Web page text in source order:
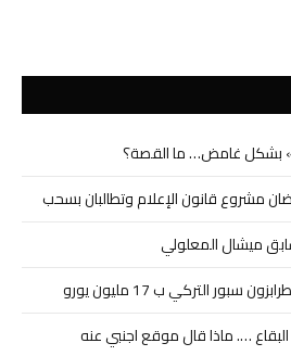
بشكل غامض… ما القصة؟
مشروع قانون الإعلام وتطالبان بسحب
ميشال المعلولي
التركي ب 17 مليون يورو
…. ماذا قال موقع اجنبي عنه